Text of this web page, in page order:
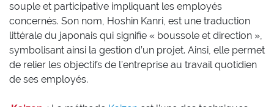
souple et participative impliquant les employés
concernés. Son nom, Hoshin Kanri, est une traduction
littérale du japonais qui signifie « boussole et direction »,
symbolisant ainsi la gestion d’un projet. Ainsi, elle permet
de relier les objectifs de l’entreprise au travail quotidien
de ses employés.